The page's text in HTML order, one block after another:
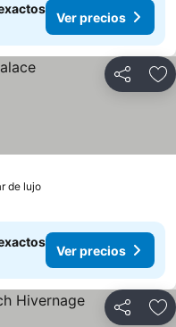
Ver precios
Compartir
de lujo
Ver precios
Compartir